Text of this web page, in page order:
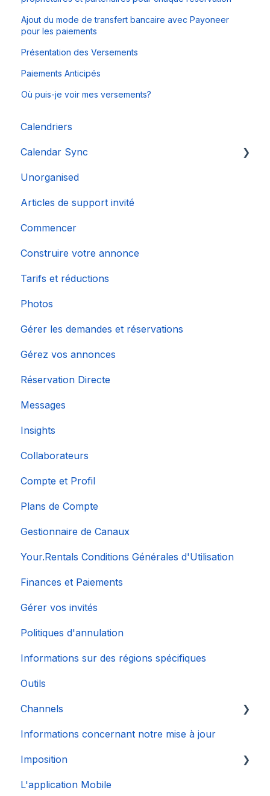
Ajout du mode de transfert bancaire avec Payoneer
pour les paiements
Présentation des Versements
Paiements Anticipés
Où puis-je voir mes versements?
Calendriers
Calendar Sync
Importation de calendriers populaires
Unorganised
Articles de support invité
Commencer
Construire votre annonce
Tarifs et réductions
Photos
Gérer les demandes et réservations
Gérez vos annonces
Réservation Directe
Messages
Insights
Collaborateurs
Compte et Profil
Plans de Compte
Gestionnaire de Canaux
Your.Rentals Conditions Générales d'Utilisation
Finances et Paiements
Gérer vos invités
Politiques d'annulation
Informations sur des régions spécifiques
Outils
Channels
Connexion de Compte
Informations concernant notre mise à jour
Imposition
DAC 7
L'application Mobile